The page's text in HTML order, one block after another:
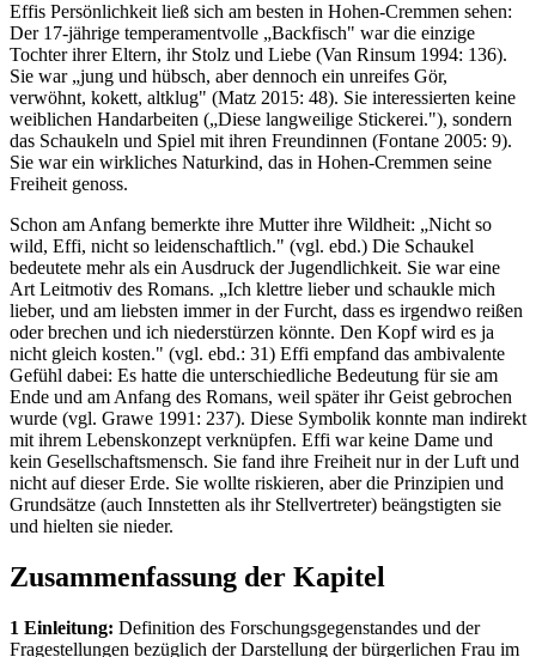
Effis Persönlichkeit ließ sich am besten in Hohen-Cremmen sehen:
Der 17-jährige temperamentvolle „Backfisch" war die einzige
Tochter ihrer Eltern, ihr Stolz und Liebe (Van Rinsum 1994: 136).
Sie war „jung und hübsch, aber dennoch ein unreifes Gör,
verwöhnt, kokett, altklug" (Matz 2015: 48). Sie interessierten keine
weiblichen Handarbeiten („Diese langweilige Stickerei."), sondern
das Schaukeln und Spiel mit ihren Freundinnen (Fontane 2005: 9).
Sie war ein wirkliches Naturkind, das in Hohen-Cremmen seine
Freiheit genoss.
Schon am Anfang bemerkte ihre Mutter ihre Wildheit: „Nicht so
wild, Effi, nicht so leidenschaftlich." (vgl. ebd.) Die Schaukel
bedeutete mehr als ein Ausdruck der Jugendlichkeit. Sie war eine
Art Leitmotiv des Romans. „Ich klettre lieber und schaukle mich
lieber, und am liebsten immer in der Furcht, dass es irgendwo reißen
oder brechen und ich niederstürzen könnte. Den Kopf wird es ja
nicht gleich kosten." (vgl. ebd.: 31) Effi empfand das ambivalente
Gefühl dabei: Es hatte die unterschiedliche Bedeutung für sie am
Ende und am Anfang des Romans, weil später ihr Geist gebrochen
wurde (vgl. Grawe 1991: 237). Diese Symbolik konnte man indirekt
mit ihrem Lebenskonzept verknüpfen. Effi war keine Dame und
kein Gesellschaftsmensch. Sie fand ihre Freiheit nur in der Luft und
nicht auf dieser Erde. Sie wollte riskieren, aber die Prinzipien und
Grundsätze (auch Innstetten als ihr Stellvertreter) beängstigten sie
und hielten sie nieder.
Zusammenfassung der Kapitel
1 Einleitung: Definition des Forschungsgegenstandes und der
Fragestellungen bezüglich der Darstellung der bürgerlichen Frau im